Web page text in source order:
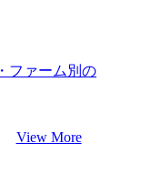
ファーム別の
View More